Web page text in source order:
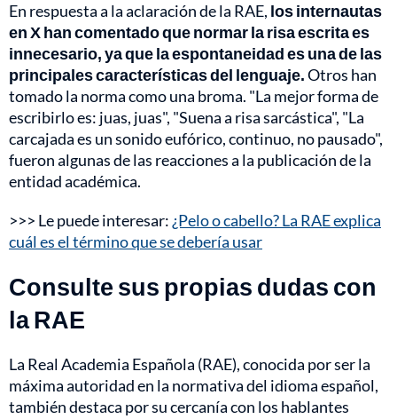
En respuesta a la aclaración de la RAE, los internautas
en X han comentado que normar la risa escrita es
innecesario, ya que la espontaneidad es una de las
principales características del lenguaje.Otros han
tomado la norma como una broma. "La mejor forma de
escribirlo es: juas, juas", "Suena a risa sarcástica", "La
carcajada es un sonido eufórico, continuo, no pausado",
fueron algunas de las reacciones a la publicación de la
entidad académica.
>>> Le puede interesar: ¿Pelo o cabello? La RAE explica
cuál es el término que se debería usar
Consulte sus propias dudas con
la RAE
La Real Academia Española (RAE), conocida por ser la
máxima autoridad en la normativa del idioma español,
también destaca por su cercanía con los hablantes